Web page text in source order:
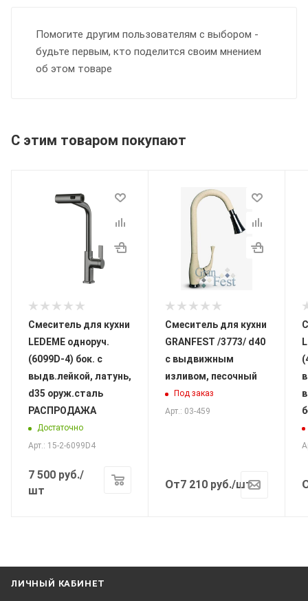
Помогите другим пользователям с выбором -
будьте первым, кто поделится своим мнением
об этом товаре
С этим товаром покупают
Смеситель для кухни
LEDEME одноруч.
(6099D-4) бок. с
выдв.лейкой, латунь,
d35 оруж.сталь
РАСПРОДАЖА
Достаточно
Арт.: 15-2-6099D4
7 500 руб./
шт
Смеситель для кухни
GRANFEST /3773/ d40
с выдвижным
изливом, песочный
Под заказ
Арт.: 03-459
От7 210 руб./шт
ЛИЧНЫЙ КАБИНЕТ